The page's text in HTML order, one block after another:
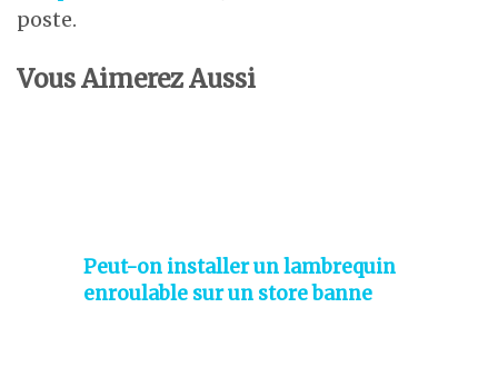
poste.
Vous Aimerez Aussi
Peut-on installer un lambrequin
enroulable sur un store banne